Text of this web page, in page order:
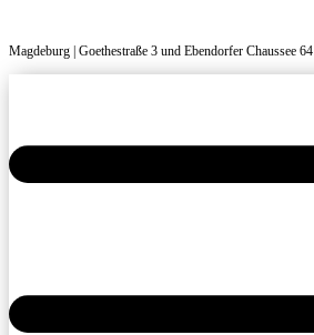
Magdeburg | Goethestraße 3 und Ebendorfer Chaussee 64